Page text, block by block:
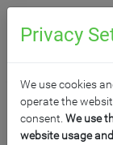
Privacy
We use cookies
operate the
consent. We use
website usage